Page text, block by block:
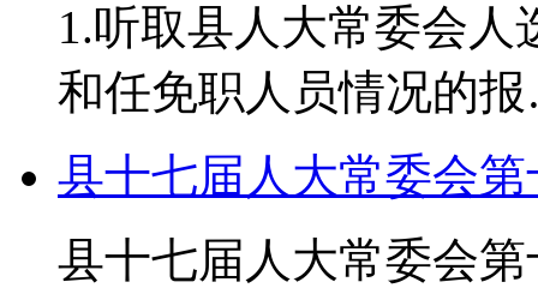
1.听取县人大常委会
和任免职人员情况的
县十七届人大常委会
县十七届人大常委会